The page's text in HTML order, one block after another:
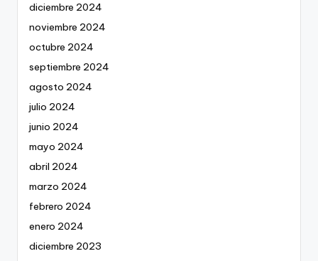
diciembre 2024
noviembre 2024
octubre 2024
septiembre 2024
agosto 2024
julio 2024
junio 2024
mayo 2024
abril 2024
marzo 2024
febrero 2024
enero 2024
diciembre 2023